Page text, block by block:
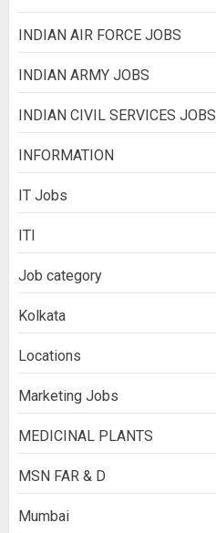
INDIAN AIR FORCE JOBS
INDIAN ARMY JOBS
INDIAN CIVIL SERVICES JOBS
INFORMATION
IT Jobs
ITI
Job category
Kolkata
Locations
Marketing Jobs
MEDICINAL PLANTS
MSN FAR & D
Mumbai